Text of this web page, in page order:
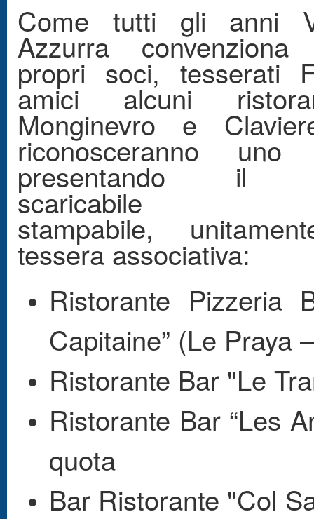
Come tutti gli anni
Azzurra
propri soci, tesserati
amici alcuni
Monginevro e
riconosceranno uno
presentando il
stampabile,
tessera associativa:
Ristorante Pizzeria
Capitaine” (Le Praya
Ristorante Bar "Le
Ristorante Bar “Les
quota
Bar Ristorante "Col